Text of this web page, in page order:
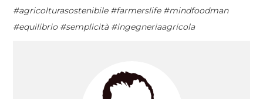
#agricolturasostenibile #farmerslife #mindfoodman
#equilibrio #semplicità #ingegneriaagricola